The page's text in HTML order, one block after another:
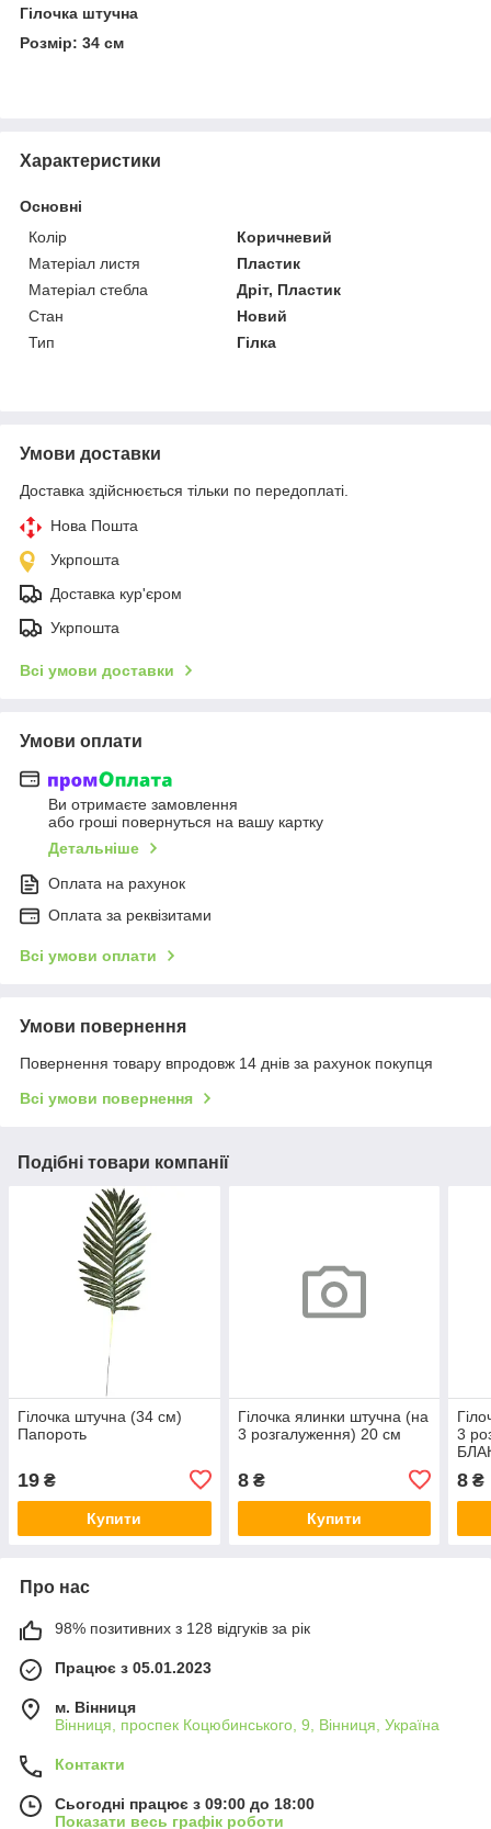
Гілочка штучна
Розмір: 34 см
Характеристики
Основні
Колір
Коричневий
Матеріал листя
Пластик
Матеріал стебла
Дріт, Пластик
Стан
Новий
Тип
Гілка
Умови доставки
Доставка здійснюється тільки по передоплаті.
Нова Пошта
Укрпошта
Доставка кур'єром
Укрпошта
Всі умови доставки
Умови оплати
Ви отримаєте замовлення
або гроші повернуться на вашу картку
Детальніше
Оплата на рахунок
Оплата за реквізитами
Всі умови оплати
Умови повернення
Повернення товару впродовж 14 днів за рахунок покупця
Всі умови повернення
Подібні товари компанії
Гілочка штучна (34 см)
Папороть
19 ₴
Купити
Гілочка ялинки штучна (на
3 розгалуження) 20 см
8₴
Купити
3
8 ₴
Про нас
98% позитивних з 128 відгуків за рік
Працює з 05.01.2023
м. Вінниця
Вінниця, проспек Коцюбинського, 9, Вінниця, Україна
Контакти
Сьогодні працює з 09:00 до 18:00
Показати весь графік роботи